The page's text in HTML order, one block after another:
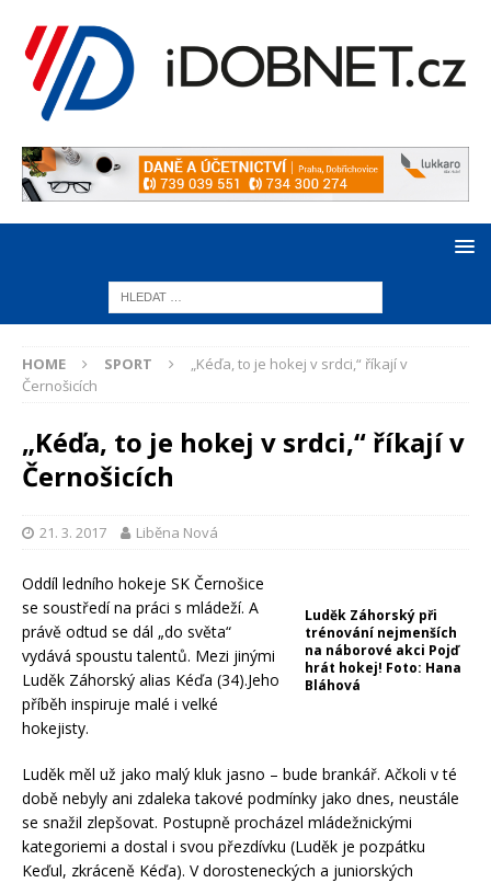
HOME SPORT
„Kéďa, to je hokej v srdci,“ říkají v
Černošicích
„Kéďa, to je hokej v srdci,“ říkají v
Černošicích
21. 3. 2017 Liběna Nová
Luděk Záhorský při
trénování nejmenších
na náborové akci Pojď
hrát hokej! Foto: Hana
Bláhová
Oddíl ledního hokeje SK Černošice
se soustředí na práci s mládeží. A
právě odtud se dál „do světa“
vydává spoustu talentů. Mezi jinými
Luděk Záhorský alias Kéďa (34).Jeho
příběh inspiruje malé i velké
hokejisty.
Luděk měl už jako malý kluk jasno – bude brankář. Ačkoli v té
době nebyly ani zdaleka takové podmínky jako dnes, neustále
se snažil zlepšovat. Postupně procházel mládežnickými
kategoriemi a dostal i svou přezdívku (Luděk je pozpátku
Keďul, zkráceně Kéďa). V dorosteneckých a juniorských